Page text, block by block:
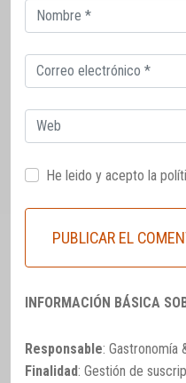
Correo
electrónico
Correo
electrónico
Web
He leido y acepto la
INFORMACIÓN BÁSICA
Responsable: Gastronomía
Finalidad: Gestión de